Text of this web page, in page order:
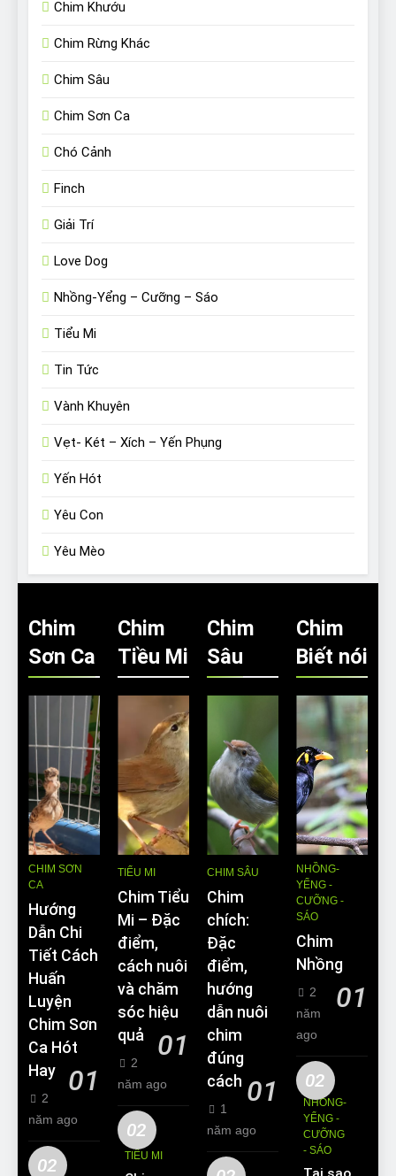
Chim Khướu
Chim Rừng Khác
Chim Sâu
Chim Sơn Ca
Chó Cảnh
Finch
Giải Trí
Love Dog
Nhồng-Yểng – Cưỡng – Sáo
Tiểu Mi
Tin Tức
Vành Khuyên
Vẹt- Két – Xích – Yến Phụng
Yến Hót
Yêu Con
Yêu Mèo
Chim
Sơn Ca
CHIM SƠN
CA
Hướng
Dẫn Chi
Tiết Cách
Huấn
Luyện
Chim Sơn
Ca Hót
Hay
01
2
năm ago
02
Chim
Tiều Mi
TIỂU MI
Chim Tiểu
Mi – Đặc
điểm,
cách nuôi
và chăm
sóc hiệu
quả
01
2
năm ago
02
TIỂU MI
Chim
Sâu
CHIM SÂU
Chim
chích:
Đặc
điểm,
hướng
dẫn nuôi
chim
đúng
cách 01
1
năm ago
Chim
Biết nói
NHỒNG-
YỂNG -
CƯỠNG -
SÁO
Chim
Nhồng
01
2
năm
ago
02
NHỒNG-
YỂNG -
CƯỠNG
- SÁO